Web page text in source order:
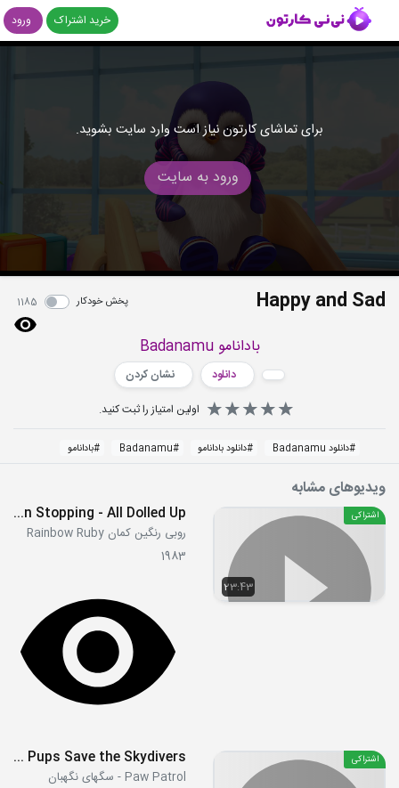
خرید اشتراک ورود
برای تماشای کارتون نیاز است وارد سایت بشوید.
ورود به سایت
Happy and Sad پخش خودکار 1185
بادانامو Badanamu
دانلود
نشان کردن
اولین امتیاز را ثبت کنید.
#دانلود Badanamu #دانلود بادانامو #
Badanamu
#بادانامو
ویدیوهای مشابه
23:43
اشتراکی S01E18 - Train Stopping - All Dolled Up
روبی رنگین کمان Rainbow Ruby
1983
اشتراکی S07E11a - Pups Save the Skydivers
Paw Patrol - سگهای نگهبان